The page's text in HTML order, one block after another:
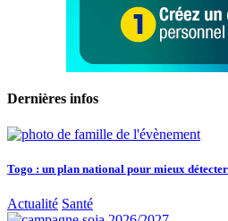
Dernières infos
Togo : un plan national pour mieux
Actualité Santé